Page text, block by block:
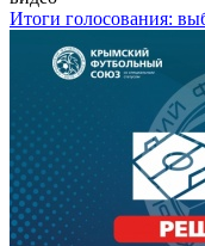
Итоги голосования: